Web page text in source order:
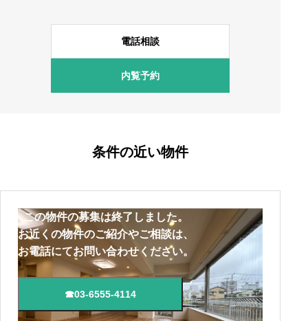
電話相談
内覧予約
条件の近い物件
この物件の募集は終了しました。
お近くの物件のご紹介やご相談は、
お電話にてお問い合わせください。
☎03-6555-4114